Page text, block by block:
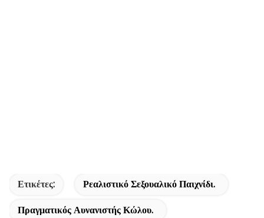
Ετικέτες:
Ρεαλιστικό Σεξουαλικό Παιχνίδι.
Πραγματικός Αυνανιστής Κώλου.